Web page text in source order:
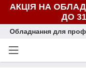
АКЦІЯ НА
ДО
Обладнання для